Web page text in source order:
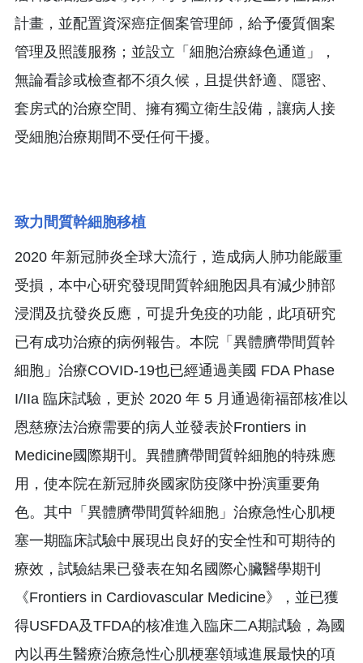
計畫，並配置資深癌症個案管理師，給予優質個案
管理及照護服務；並設立「細胞治療綠色通道」，
無論看診或檢查都不須久候，且提供舒適、隱密、
套房式的治療空間、擁有獨立衛生設備，讓病人接
受細胞治療期間不受任何干擾。
致力間質幹細胞移植
2020 年新冠肺炎全球大流行，造成病人肺功能嚴重
受損，本中心研究發現間質幹細胞因具有減少肺部
浸潤及抗發炎反應，可提升免疫的功能，此項研究
已有成功治療的病例報告。本院「異體臍帶間質幹
細胞」治療COVID-19也已經通過美國 FDA Phase
I/IIa 臨床試驗，更於 2020 年 5 月通過衛福部核准以
恩慈療法治療需要的病人並發表於Frontiers in
Medicine國際期刊。異體臍帶間質幹細胞的特殊應
用，使本院在新冠肺炎國家防疫隊中扮演重要角
色。其中「異體臍帶間質幹細胞」治療急性心肌梗
塞一期臨床試驗中展現出良好的安全性和可期待的
療效，試驗結果已發表在知名國際心臟醫學期刊
《Frontiers in Cardiovascular Medicine》，並已獲
得USFDA及TFDA的核准進入臨床二A期試驗，為國
內以再生醫療治療急性心肌梗塞領域進展最快的項